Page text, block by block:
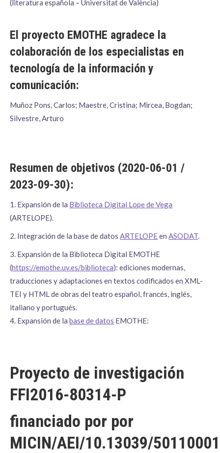
(literatura española – Universitat de València)
El proyecto EMOTHE agradece la
colaboración de los especialistas en
tecnología de la información y
comunicación:
Muñoz Pons, Carlos; Maestre, Cristina; Mircea, Bogdan;
Silvestre, Arturo
Resumen de objetivos (2020-06-01 /
2023-09-30):
1. Expansión de la Biblioteca Digital Lope de Vega
(ARTELOPE).
2. Integración de la base de datosARTELOPEenASODAT.
3. Expansión de la Biblioteca Digital EMOTHE
(https://emothe.uv.es/biblioteca): ediciones modernas,
traducciones y adaptaciones en textos codificados en XML-
TEI y HTML de obras del teatro español, francés, inglés,
italiano y portugués.
4. Expansión de labase de datos EMOTHE:
Proyecto de investigación
FFI2016-80314-P
financiado por por
MICIN/AEI/10.13039/